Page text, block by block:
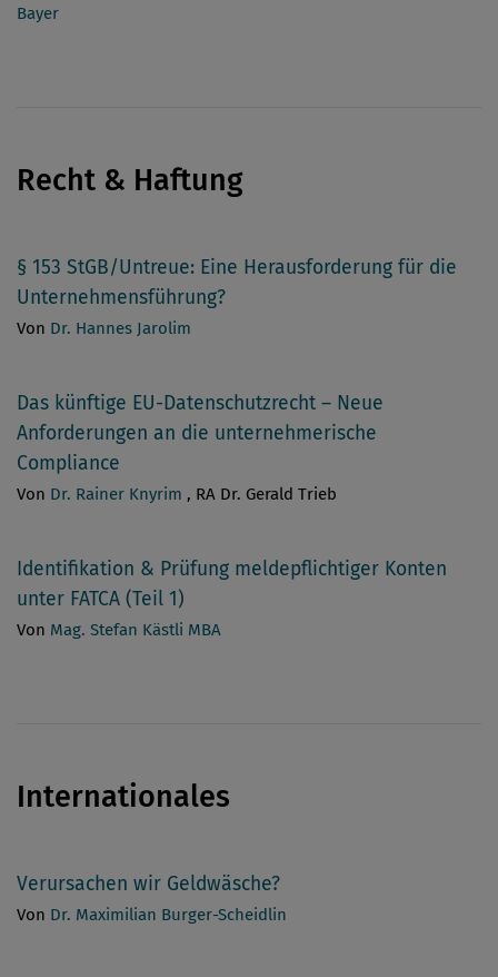
Bayer
Recht & Haftung
§ 153 StGB/Untreue: Eine Herausforderung für die
Unternehmensführung?
Von Dr. Hannes Jarolim
Das künftige EU-Datenschutzrecht – Neue
Anforderungen an die unternehmerische
Compliance
Von Dr. Rainer Knyrim , RA Dr. Gerald Trieb
Identifikation & Prüfung meldepflichtiger Konten
unter FATCA (Teil 1)
Von Mag. Stefan Kästli MBA
Internationales
Verursachen wir Geldwäsche?
Von Dr. Maximilian Burger-Scheidlin